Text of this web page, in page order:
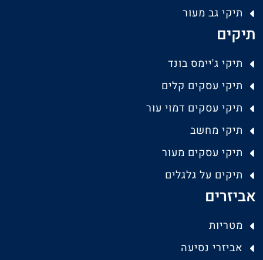
תיקי גב מעור
תיקים
תיקי ג'יימס בונד
תיקי עסקים קלים
תיקי עסקים דמוי עור
תיקי מחשב
תיקי עסקים מעור
תיקים על גלגלים
אביזרים
מטריות
אביזרי נסיעה